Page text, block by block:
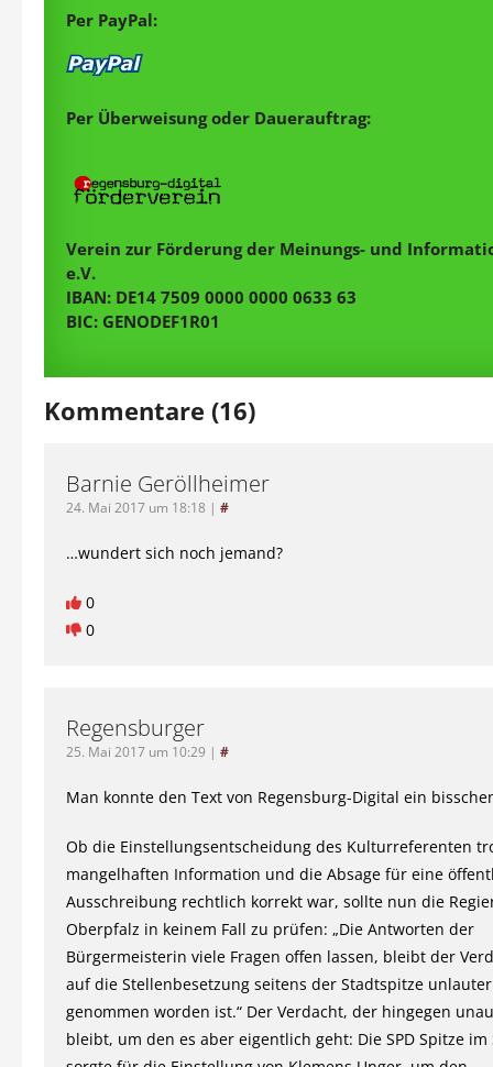
Per PayPal:
Per Überweisung oder Dauerauftrag:
Verein zur Förderung der Meinungs- und
e.V.
IBAN: DE14 7509 0000 0000 0633 63
BIC: GENODEF1R01
Kommentare (16)
Barnie Geröllheimer
24. Mai 2017 um 18:18 | #
…wundert sich noch jemand?
0
0
Regensburger
25. Mai 2017 um 10:29 | #
Man konnte den Text von Regensburg-Digital ein
Ob die Einstellungsentscheidung des Kulturreferenten
mangelhaften Information und die Absage für eine
Ausschreibung rechtlich korrekt war, sollte nun die
Oberpfalz in keinem Fall zu prüfen: „Die Antworten der
Bürgermeisterin viele Fragen offen lassen, bleibt der
auf die Stellenbesetzung seitens der Stadtspitze
genommen worden ist.“ Der Verdacht, der hingegen
bleibt, um den es aber eigentlich geht: Die SPD Spitze